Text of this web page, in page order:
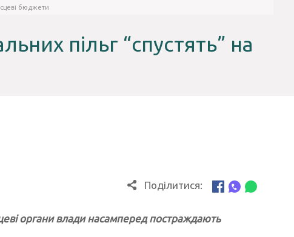
бюджети
пільг “спустять” на
Поділитися:
органи влади насамперед постраждають